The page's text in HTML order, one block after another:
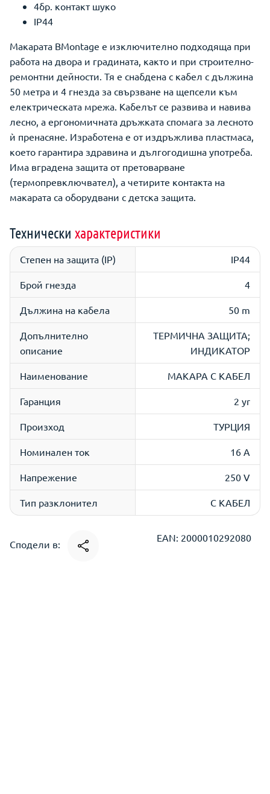
4бр. контакт шуко
IP44
Макарата BMontage е изключително подходяща при
работа на двора и градината, както и при строително-
ремонтни дейности. Тя е снабдена с кабел с дължина
50 метра и 4 гнезда за свързване на щепсели към
електрическата мрежа. Кабелът се развива и навива
лесно, а ергономичната дръжката спомага за лесното
ѝ пренасяне. Изработена е от издръжлива пластмаса,
което гарантира здравина и дългогодишна употреба.
Има вградена защита от претоварване
(термопревключвател), а четирите контакта на
макарата са оборудвани с детска защита.
Технически характеристики
Степен на защита (IP) IP44
Брой гнезда 4
Дължина на кабела 50 m
Допълнително
описание
ТЕРМИЧНА ЗАЩИТА;
ИНДИКАТОР
Наименование МАКАРА С КАБЕЛ
Гаранция 2 yr
Произход ТУРЦИЯ
Номинален ток 16 A
Напрежение 250 V
Тип разклонител С КАБЕЛ
Сподели в:
EAN: 2000010292080